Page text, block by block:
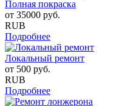
Полная покраска
от 35000 руб.
RUB
Подробнее
Локальный ремонт
от 500 руб.
RUB
Подробнее